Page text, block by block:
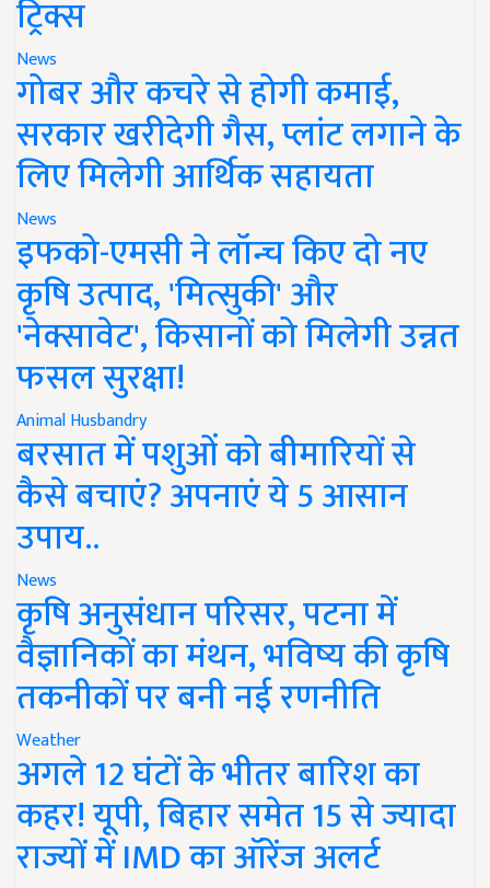
ट्रिक्स
News
गोबर और कचरे से होगी कमाई,
सरकार खरीदेगी गैस, प्लांट लगाने के
लिए मिलेगी आर्थिक सहायता
News
इफको-एमसी ने लॉन्च किए दो नए
कृषि उत्पाद, 'मित्सुकी' और
'नेक्सावेट', किसानों को मिलेगी उन्नत
फसल सुरक्षा!
Animal Husbandry
बरसात में पशुओं को बीमारियों से
कैसे बचाएं? अपनाएं ये 5 आसान
उपाय..
News
कृषि अनुसंधान परिसर, पटना में
वैज्ञानिकों का मंथन, भविष्य की कृषि
तकनीकों पर बनी नई रणनीति
Weather
अगले 12 घंटों के भीतर बारिश का
कहर! यूपी, बिहार समेत 15 से ज्यादा
राज्यों में IMD का ऑरेंज अलर्ट